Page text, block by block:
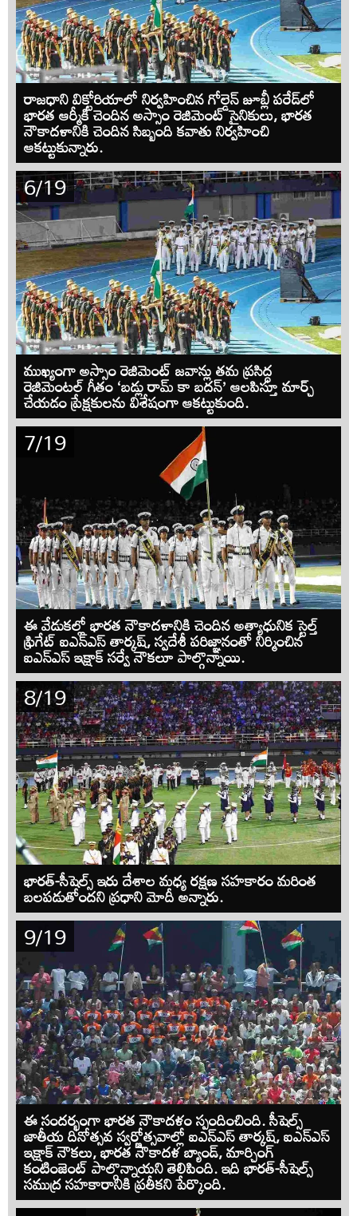
రాజధాని విక్టోరియాలో నిర్వహించిన గోల్డెన్ జూబ్లీ పరేడ్‌లో
భారత ఆర్మీకి చెందిన అస్సాం రెజిమెంట్ సైనికులు, భారత
నౌకాదళానికి చెందిన సిబ్బంది కవాతు నిర్వహించి
ఆకట్టుకున్నారు.
6/19
ముఖ్యంగా అస్సాం రెజిమెంట్ జవాన్లు తమ ప్రసిద్ధ
రెజిమెంటల్ గీతం ‘బడ్లు రామ్ కా బదన్’ ఆలపిస్తూ మార్చ్
చేయడం ప్రేక్షకులను విశేషంగా ఆకట్టుకుంది.
7/19
ఈ వేడుకల్లో భారత నౌకాదళానికి చెందిన అత్యాధునిక స్టెల్త్
ఫ్రిగేట్ ఐఎన్‌ఎస్ తార్కష్, స్వదేశీ పరిజ్ఞానంతో నిర్మించిన
ఐఎన్‌ఎస్ ఇక్షాక్ సర్వే నౌకలూ పాల్గొన్నాయి.
8/19
భారత్-సీషెల్స్ ఇరు దేశాల మధ్య రక్షణ సహకారం మరింత
బలపడుతోందని ప్రధాని మోదీ అన్నారు.
9/19
ఈ సందర్భంగా భారత నౌకాదళం స్పందించింది. సీషెల్స్
జాతీయ దినోత్సవ స్వర్ణోత్సవాల్లో ఐఎన్‌ఎస్ తార్కష్, ఐఎన్‌ఎస్
ఇక్షాక్ నౌకలు, భారత నౌకాదళ బ్యాండ్, మార్చింగ్
కంటింజెంట్ పాల్గొన్నాయని తెలిపింది. ఇది భారత్-సీషెల్స్
సముద్ర సహకారానికి ప్రతీకని పేర్కొంది.